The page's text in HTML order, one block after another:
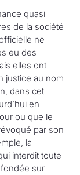
quasi
de la société
ne
eu des
elles ont
justice au nom
dans cet
en
ou que le
par son
la
interdit toute
sur